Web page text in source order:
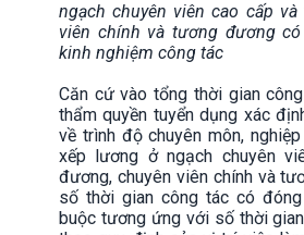
ngạch chuyên viên cao cấp
viên chính và tương đương
kinh nghiệm công tác
Căn cứ vào tổng thời gian
thẩm quyền tuyển dụng xác
về trình độ chuyên môn,
xếp lương ở ngạch chuyên
đương, chuyên viên chính và
số thời gian công tác có
buộc tương ứng với số thời